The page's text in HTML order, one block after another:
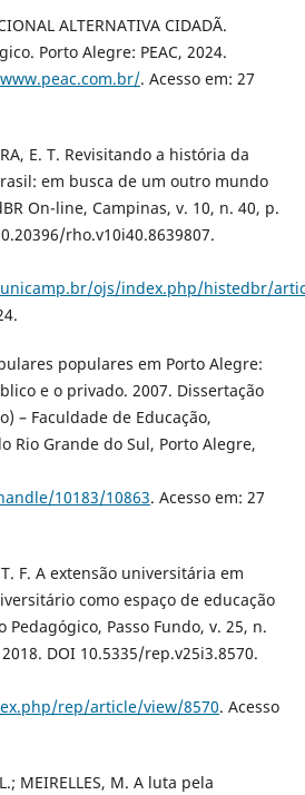
ALTERNATIVA CIDADÃ.
Porto Alegre: PEAC, 2024.
. Acesso em: 27
E. T. Revisitando a história da
em busca de um outro mundo
On-line, Campinas, v. 10, n. 40, p.
rho.v10i40.8639807.
ojs/index.php/histedbr/
populares em Porto Alegre:
e o privado. 2007. Dissertação
– Faculdade de Educação,
Rio Grande do Sul, Porto Alegre,
10183/10863. Acesso em: 27
T. F. A extensão universitária em
como espaço de educação
Pedagógico, Passo Fundo, v. 25, n.
DOI 10.5335/rep.v25i3.8570.
rep/article/view/8570. Acesso
MEIRELLES, M. A luta pela